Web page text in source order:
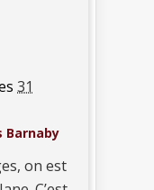
31
Barnaby
on est